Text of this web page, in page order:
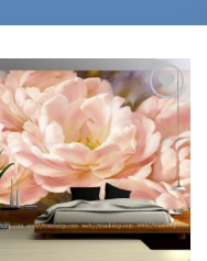
Add to
Wishlist